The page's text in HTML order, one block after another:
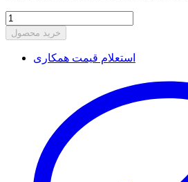
خرید محصول
استعلام قیمت همکاری